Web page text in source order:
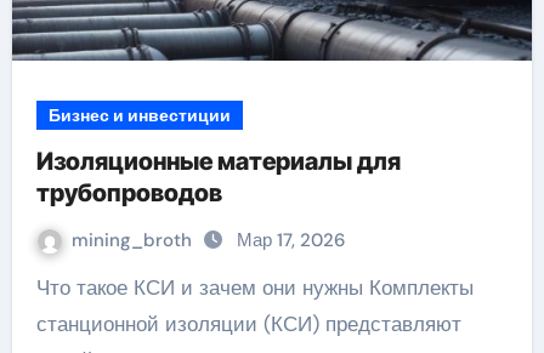
Бизнес и инвестиции
Изоляционные материалы для
трубопроводов
mining_broth Мар 17, 2026
Что такое КСИ и зачем они нужны Комплекты
станционной изоляции (КСИ) представляют